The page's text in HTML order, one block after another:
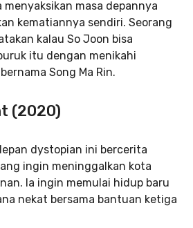
masa depannya
kematiannya sendiri. Seorang
kalau So Joon bisa
itu dengan menikahi
Song Ma Rin.
(2020)
dystopian ini bercerita
ingin meninggalkan kota
Ia ingin memulai hidup baru
nekat bersama bantuan ketiga